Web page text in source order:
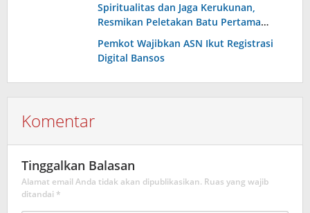
Spiritualitas dan Jaga Kerukunan,
Resmikan Peletakan Batu Pertama
Kantor BPD Maluku
Pemkot Wajibkan ASN Ikut Registrasi
Digital Bansos
Komentar
Tinggalkan Balasan
Alamat email Anda tidak akan dipublikasikan. Ruas yang wajib
ditandai *